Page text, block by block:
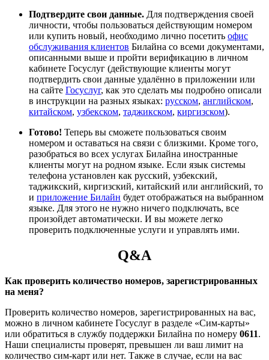
Подтвердите свои данные. Для подтверждения своей
личности, чтобы пользоваться действующим номером
или купить новый, необходимо лично посетить офис
обслуживания клиентов Билайна со всеми документами,
описанными выше и пройти верификацию в личном
кабинете Госуслуг (действующие клиенты могут
подтвердить свои данные удалённо в приложении или
на сайте Госуслуг, как это сделать мы подробно описали
в инструкции на разных языках: русском, английском,
китайском, узбекском, таджикском, киргизском).
Готово! Теперь вы сможете пользоваться своим
номером и оставаться на связи с близкими. Кроме того,
разобраться во всех услугах Билайна иностранные
клиенты могут на родном языке. Если язык системы
телефона установлен как русский, узбекский,
таджикский, киргизский, китайский или английский, то
и приложение Билайн будет отображаться на выбранном
языке. Для этого не нужно ничего подключать, все
произойдет автоматически. И вы можете легко
проверить подключенные услуги и управлять ими.
Q&A
Как проверить количество номеров, зарегистрированных
на меня?
Проверить количество номеров, зарегистрированных на вас,
можно в личном кабинете Госуслуг в разделе «Сим-карты»
или обратиться в службу поддержки Билайна по номеру 0611.
Наши специалисты проверят, превышен ли ваш лимит на
количество сим-карт или нет. Также в случае, если на вас